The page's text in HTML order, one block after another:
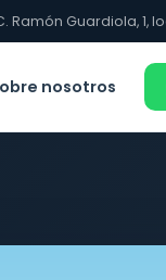
Ramón Guardiola, 1,
nosotros